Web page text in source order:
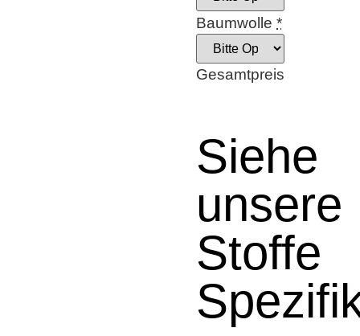
Baumwolle *
Gesamtpreis
Siehe
unsere
Stoffe